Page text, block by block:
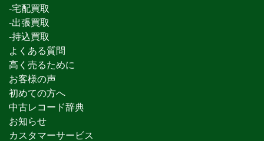
-宅配買取
-出張買取
-持込買取
よくある質問
高く売るために
お客様の声
初めての方へ
中古レコード辞典
お知らせ
カスタマーサービス